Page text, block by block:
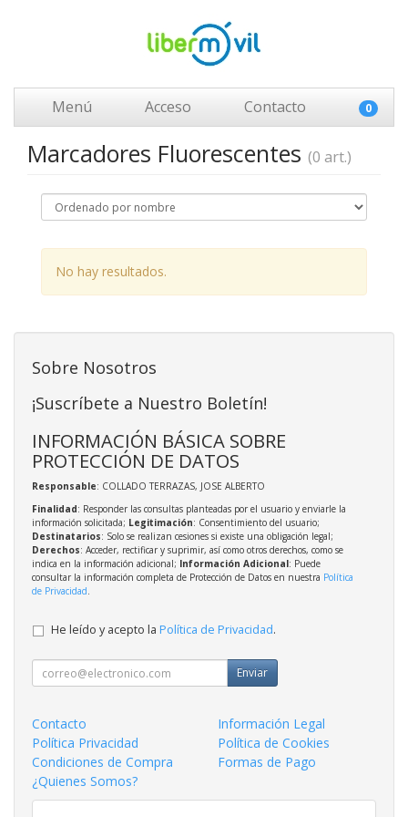
Menú Acceso Contacto 0
Marcadores Fluorescentes (0 art.)
No hay resultados.
Sobre Nosotros
¡Suscríbete a Nuestro Boletín!
INFORMACIÓN BÁSICA SOBRE
PROTECCIÓN DE DATOS
Responsable: COLLADO TERRAZAS, JOSE ALBERTO
Finalidad: Responder las consultas planteadas por el usuario y enviarle la
información solicitada; Legitimación: Consentimiento del usuario;
Destinatarios: Solo se realizan cesiones si existe una obligación legal;
Derechos: Acceder, rectificar y suprimir, así como otros derechos, como se
indica en la información adicional; Información Adicional: Puede
consultar la información completa de Protección de Datos en nuestra Política
de Privacidad.
He leído y acepto la Política de Privacidad.
Enviar
Contacto
Información Legal
Política Privacidad
Política de Cookies
Condiciones de Compra
Formas de Pago
¿Quienes Somos?